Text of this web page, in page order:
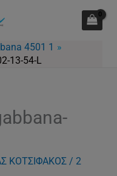
4501 1
13-54-L
ΚΟΤΣΙΦΑΚΟΣ / 2